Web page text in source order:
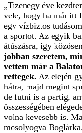
„Tizenegy éve
vele, hogy ha már itt
egy vízbiztos
a sportot. Az egyik
átúszásra, így
jobban szeretem,
vettem már a
rettegek. Az elején
hátra, majd megint
de futni is a partig,
összességében
volna kevesebb is.
mosolyogva Boglárka.